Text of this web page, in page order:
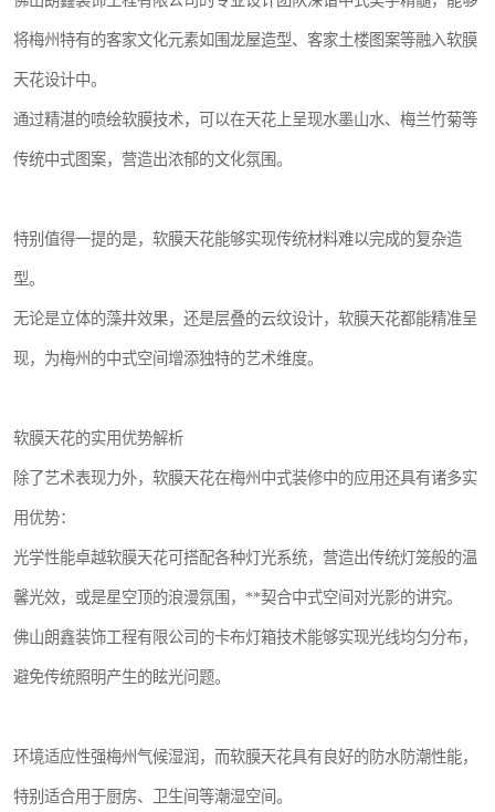
将梅州特有的客家文化元素如围龙屋造型、客家土楼图案等融入软膜
天花设计中。
通过精湛的喷绘软膜技术，可以在天花上呈现水墨山水、梅兰竹菊等
传统中式图案，营造出浓郁的文化氛围。
特别值得一提的是，软膜天花能够实现传统材料难以完成的复杂造
型。
无论是立体的藻井效果，还是层叠的云纹设计，软膜天花都能精准呈
现，为梅州的中式空间增添独特的艺术维度。
软膜天花的实用优势解析
除了艺术表现力外，软膜天花在梅州中式装修中的应用还具有诸多实
用优势：
光学性能卓越软膜天花可搭配各种灯光系统，营造出传统灯笼般的温
馨光效，或是星空顶的浪漫氛围，**契合中式空间对光影的讲究。
佛山朗鑫装饰工程有限公司的卡布灯箱技术能够实现光线均匀分布，
避免传统照明产生的眩光问题。
环境适应性强梅州气候湿润，而软膜天花具有良好的防水防潮性能，
特别适合用于厨房、卫生间等潮湿空间。